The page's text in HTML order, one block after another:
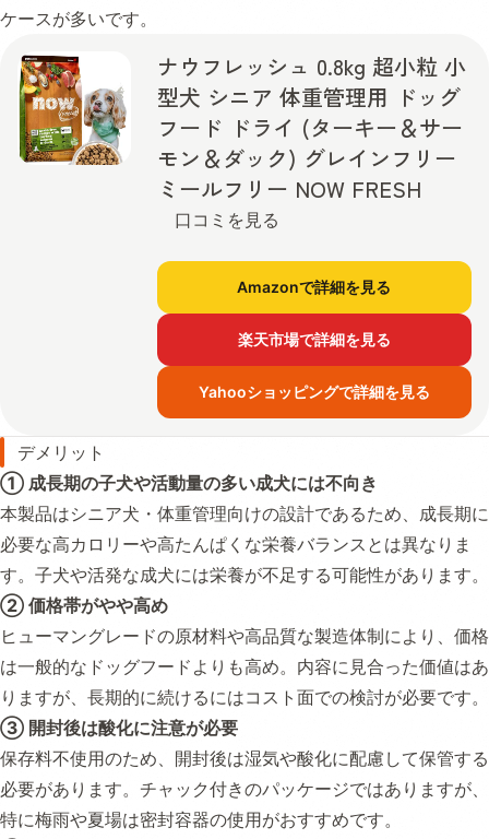
ケースが多いです。
ナウフレッシュ 0.8kg 超小粒 小
型犬 シニア 体重管理用 ドッグ
フード ドライ (ターキー＆サー
モン＆ダック) グレインフリー
ミールフリー NOW FRESH
口コミを見る
Amazonで詳細を見る
楽天市場で詳細を見る
Yahooショッピングで詳細を見る
デメリット
① 成長期の子犬や活動量の多い成犬には不向き
本製品はシニア犬・体重管理向けの設計であるため、成長期に
必要な高カロリーや高たんぱくな栄養バランスとは異なりま
す。子犬や活発な成犬には栄養が不足する可能性があります。
② 価格帯がやや高め
ヒューマングレードの原材料や高品質な製造体制により、価格
は一般的なドッグフードよりも高め。内容に見合った価値はあ
りますが、長期的に続けるにはコスト面での検討が必要です。
③ 開封後は酸化に注意が必要
保存料不使用のため、開封後は湿気や酸化に配慮して保管する
必要があります。チャック付きのパッケージではありますが、
特に梅雨や夏場は密封容器の使用がおすすめです。